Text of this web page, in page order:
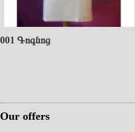
001 Գոգնոց
Our offers